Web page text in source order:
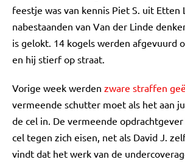
feestje was van kennis Piet S. uit Etten
nabestaanden van Van der Linde
is gelokt. 14 kogels werden afgevuurd
en hij stierf op straat.
Vorige week werden zware straffen
vermeende schutter moet als het aan
de cel in. De vermeende
cel tegen zich eisen, net als David J.
vindt dat het werk van de